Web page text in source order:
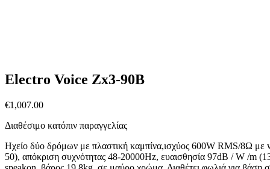
Electro Voice Zx3-90B
€1,007.00
Διαθέσιμο κατόπιν παραγγελίας
Ηχείο δύο δρόμων με πλαστική καμπίνα,ισχύος 600W RMS/8Ω με
50), απόκριση συχνότητας 48-20000Hz, ευαισθησία 97dB / W /m